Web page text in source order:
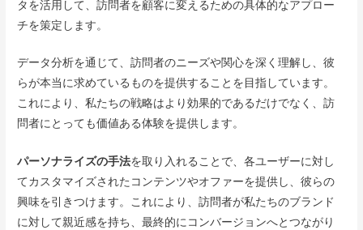
タを活用して、訪問者を顧客に変えるための具体的なアプロー
チを策定します。
データ分析を通じて、訪問者のニーズや関心を深く理解し、彼
らが本当に求めているものを提供することを目指しています。
これにより、私たちの戦略はより効果的であるだけでなく、訪
問者にとっても価値ある体験を提供します。
パーソナライズの手法を取り入れることで、各ユーザーに対し
てカスタマイズされたコンテンツやオファーを提供し、彼らの
興味を引きつけます。これにより、訪問者が私たちのブランド
に対して親近感を持ち、最終的にコンバージョンへとつながり